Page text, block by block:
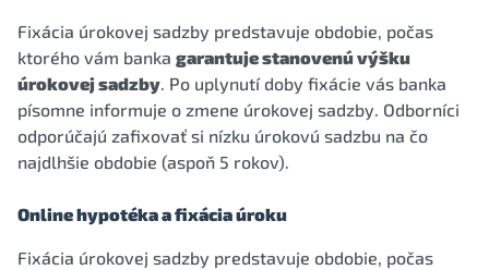
Fixácia úrokovej sadzby predstavuje obdobie, počas
ktorého vám banka garantuje stanovenú výšku
úrokovej sadzby. Po uplynutí doby fixácie vás banka
písomne informuje o zmene úrokovej sadzby. Odborníci
odporúčajú zafixovať si nízku úrokovú sadzbu na čo
najdlhšie obdobie (aspoň 5 rokov).
Online hypotéka a fixácia úroku
Fixácia úrokovej sadzby predstavuje obdobie, počas